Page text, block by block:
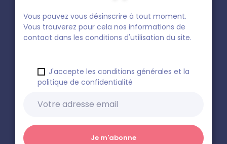
Vous pouvez vous désinscrire à tout moment.
Vous trouverez pour cela nos informations de
contact dans les conditions d'utilisation du site.
J'accepte les conditions générales et la
politique de confidentialité